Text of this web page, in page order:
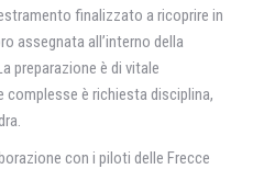
finalizzato a ricoprire in
assegnata all’interno della
preparazione è di vitale
complesse è richiesta disciplina,
con i piloti delle Frecce